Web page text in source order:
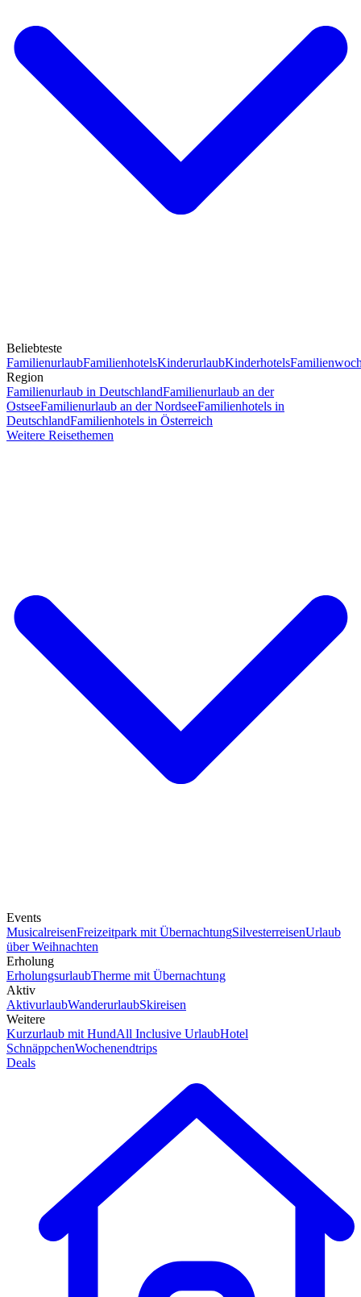
Beliebteste
FamilienurlaubFamilienhotelsKinderurlaubKinderhotels
Region
Familienurlaub in DeutschlandFamilienurlaub an der
OstseeFamilienurlaub an der NordseeFamilienhotels in
DeutschlandFamilienhotels in Österreich
Weitere Reisethemen
Events
MusicalreisenFreizeitpark mit ÜbernachtungSilvesterreisenUrlaub
über Weihnachten
Erholung
ErholungsurlaubTherme mit Übernachtung
Aktiv
AktivurlaubWanderurlaubSkireisen
Weitere
Kurzurlaub mit HundAll Inclusive UrlaubHotel
SchnäppchenWochenendtrips
Deals